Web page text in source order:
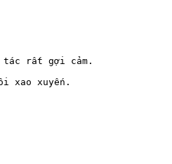
tác rất gợi cảm.
xao xuyến.